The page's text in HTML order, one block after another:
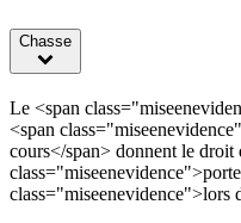
Chasse
Le <span
<span
cours</span> donnent le droit
class="miseenevidence">lors